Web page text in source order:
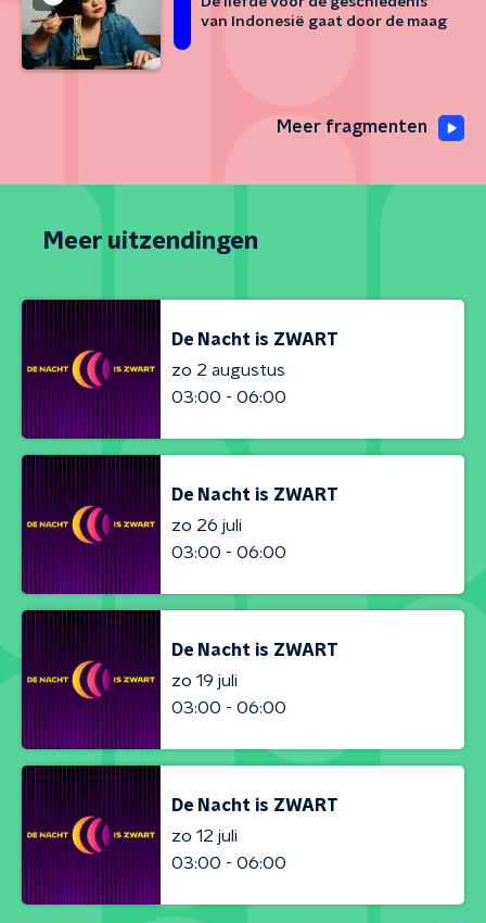
van Indonesië gaat door de maag
Meer fragmenten
Meer uitzendingen
De Nacht is ZWART
zo 2 augustus
03:00 - 06:00
De Nacht is ZWART
zo 26 juli
03:00 - 06:00
De Nacht is ZWART
zo 19 juli
03:00 - 06:00
De Nacht is ZWART
zo 12 juli
03:00 - 06:00